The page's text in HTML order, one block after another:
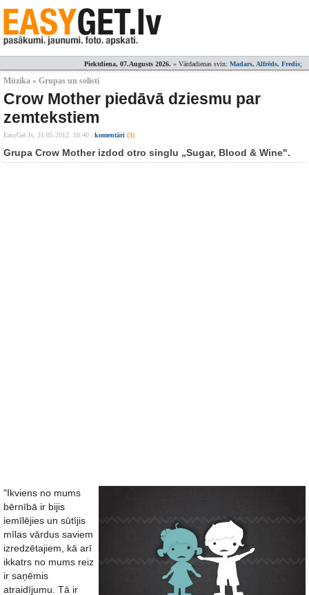
Piektdiena, 07.Augusts 2026. » Vārdadienas svin: Madars, Alfrēds, Fredis;
Mūzika » Grupas un solisti
Crow Mother piedāvā dziesmu par
zemtekstiem
EasyGet.lv, 31.05.2012. 10:40 komentāri (3)
Grupa Crow Mother izdod otro singlu „Sugar, Blood & Wine".
"Ikviens no mums
bērnībā ir bijis
iemīlējies un sūtījis
mīlas vārdus saviem
izredzētajiem, kā arī
ikkatrs no mums reiz
ir saņēmis
atraidījumu. Tā ir